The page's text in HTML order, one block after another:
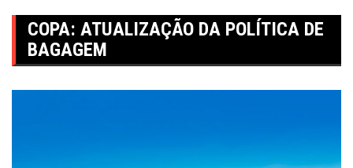
COPA: ATUALIZAÇÃO DA POLÍTICA DE
BAGAGEM